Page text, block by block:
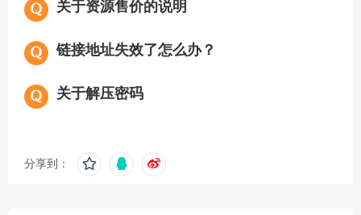
关于资源售价的说明
链接地址失效了怎么办？
关于解压密码
分享到：